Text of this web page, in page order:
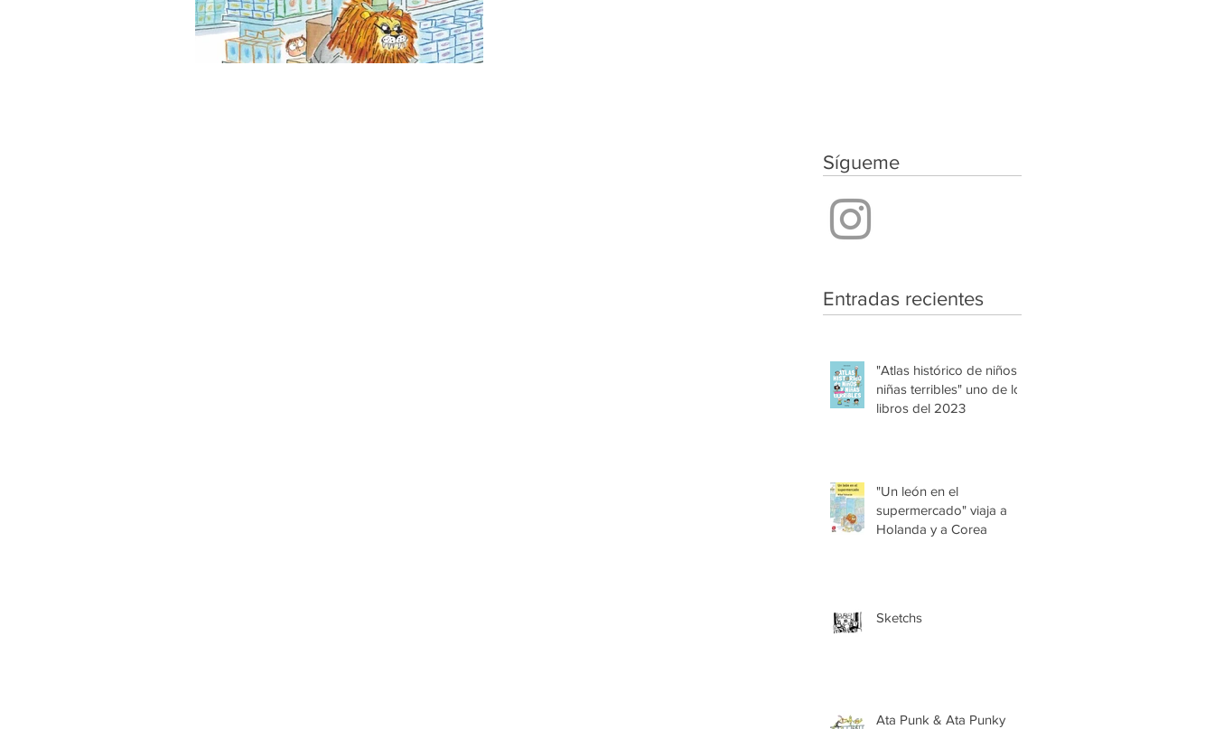
Sígueme
Entradas recientes
"Atlas histórico de niños y
niñas terribles" uno de los
libros del 2023
"Un león en el
supermercado" viaja a
Holanda y a Corea
Sketchs
Ata Punk & Ata Punky